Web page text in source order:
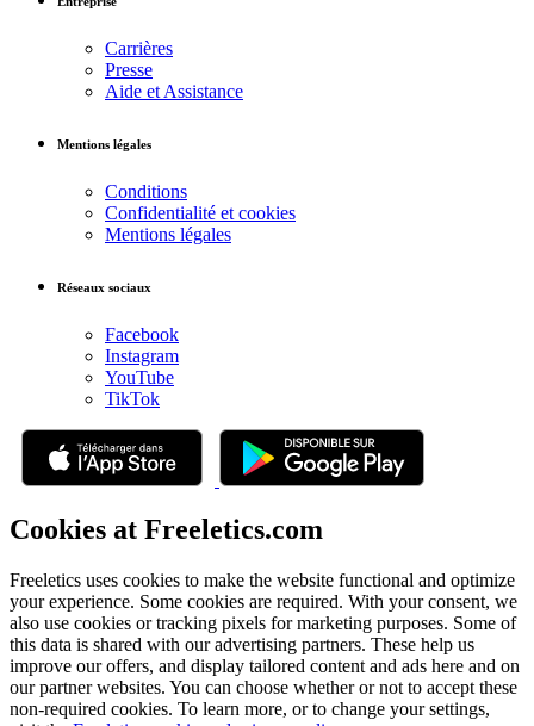
Carrières
Presse
Aide et Assistance
Mentions légales
Conditions
Confidentialité et cookies
Mentions légales
Réseaux sociaux
Facebook
Instagram
YouTube
TikTok
Cookies at Freeletics.com
Freeletics uses cookies to make the website functional and optimize
your experience. Some cookies are required. With your consent, we
also use cookies or tracking pixels for marketing purposes. Some of
this data is shared with our advertising partners. These help us
improve our offers, and display tailored content and ads here and on
our partner websites. You can choose whether or not to accept these
non-required cookies. To learn more, or to change your settings,